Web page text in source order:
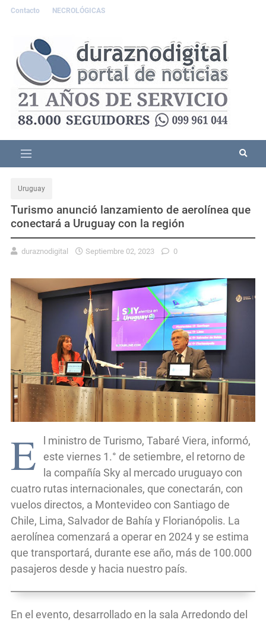
Contacto NECROLÓGICAS
Uruguay
Turismo anunció lanzamiento de aerolínea que
conectará a Uruguay con la región
duraznodigital Septiembre 02, 2023 0
E
l ministro de Turismo, Tabaré Viera, informó,
este viernes 1.° de setiembre, el retorno de
la compañía Sky al mercado uruguayo con
cuatro rutas internacionales, que conectarán, con
vuelos directos, a Montevideo con Santiago de
Chile, Lima, Salvador de Bahía y Florianópolis. La
aerolínea comenzará a operar en 2024 y se estima
que transportará, durante ese año, más de 100.000
pasajeros desde y hacia nuestro país.
En el evento, desarrollado en la sala Arredondo del